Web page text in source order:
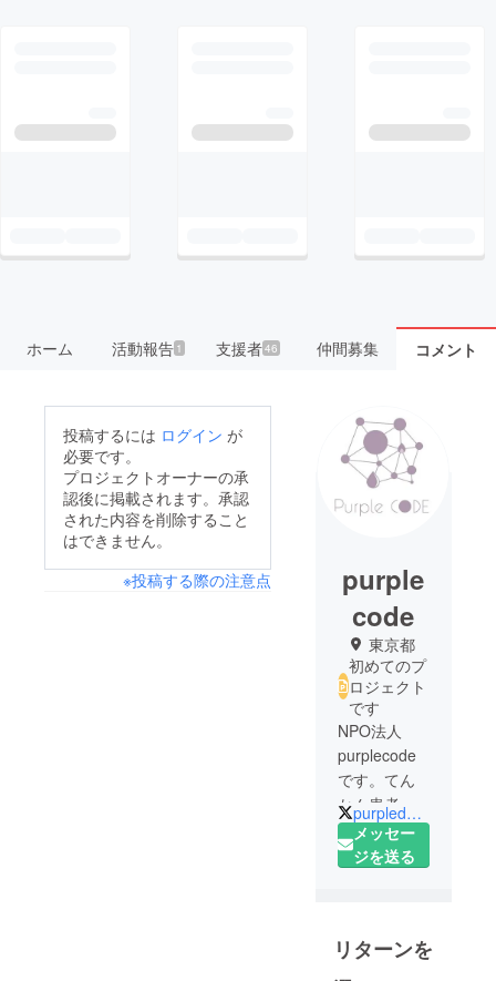
ホーム 活動報告1 支援者46 仲間募集 コメント
投稿するには ログイン が
必要です。
プロジェクトオーナーの承
認後に掲載されます。承認
された内容を削除すること
はできません。
※投稿する際の注意点
purple
code
東京都
初めてのプ
ロジェクト
です
NPO法人
purplecode
です。てん
かん患者に
よって運営
されていま
グマの軽減
や、一般市
purpledaytokyo
メッセー
ジを送る
リターンを